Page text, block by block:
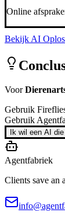
Online
Bekijk AI
Voor
Gebruik
Gebruik
Ik wil een AI
Agentfabriek
Clients save an